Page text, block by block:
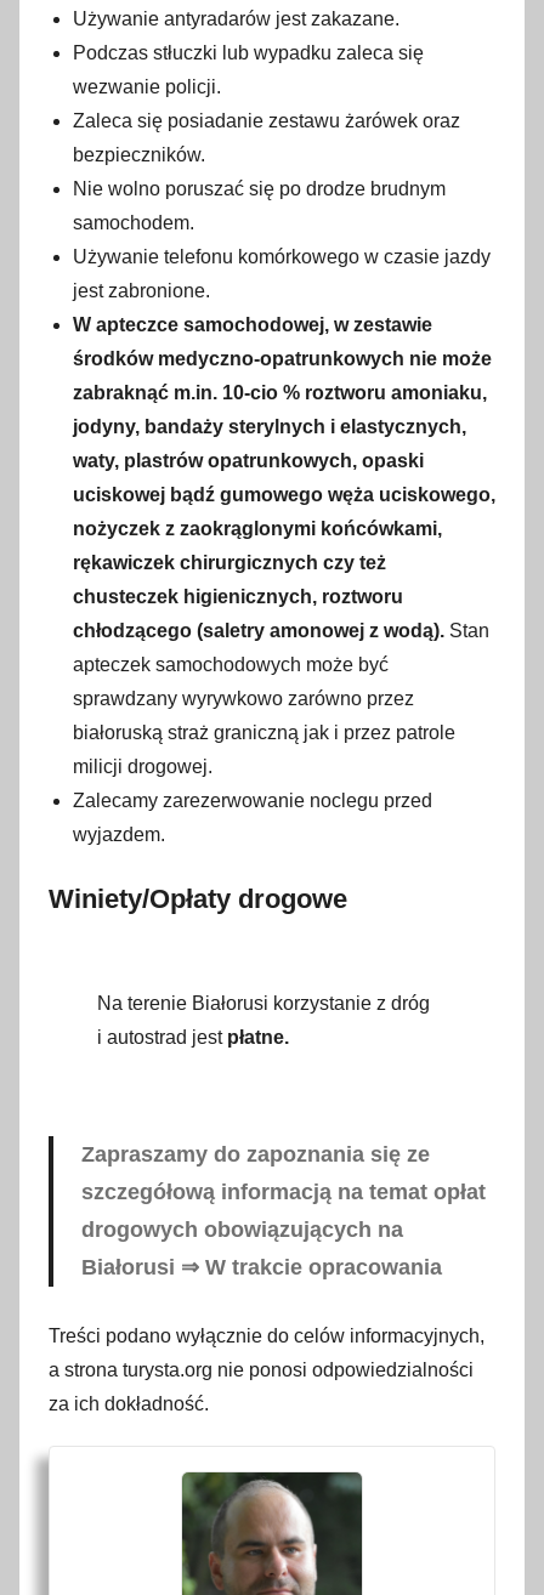
Używanie antyradarów jest zakazane.
Podczas stłuczki lub wypadku zaleca się
wezwanie policji.
Zaleca się posiadanie zestawu żarówek oraz
bezpieczników.
Nie wolno poruszać się po drodze brudnym
samochodem.
Używanie telefonu komórkowego w czasie jazdy
jest zabronione.
W apteczce samochodowej, w zestawie
środków medyczno-opatrunkowych nie może
zabraknąć m.in. 10-cio % roztworu amoniaku,
jodyny, bandaży sterylnych i elastycznych,
waty, plastrów opatrunkowych, opaski
uciskowej bądź gumowego węża uciskowego,
nożyczek z zaokrąglonymi końcówkami,
rękawiczek chirurgicznych czy też
chusteczek higienicznych, roztworu
chłodzącego (saletry amonowej z wodą). Stan
apteczek samochodowych może być
sprawdzany wyrywkowo zarówno przez
białoruską straż graniczną jak i przez patrole
milicji drogowej.
Zalecamy zarezerwowanie noclegu przed
wyjazdem.
Winiety/Opłaty drogowe
Na terenie Białorusi korzystanie z dróg
i autostrad jest płatne.
Zapraszamy do zapoznania się ze
szczegółową informacją na temat opłat
drogowych obowiązujących na
Białorusi ⇒ W trakcie opracowania
Treści podano wyłącznie do celów informacyjnych,
a strona turysta.org nie ponosi odpowiedzialności
za ich dokładność.